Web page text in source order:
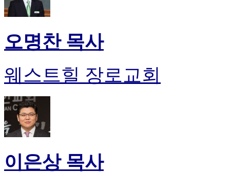
오명찬 목사
웨스트힐 장로교회
이은상 목사